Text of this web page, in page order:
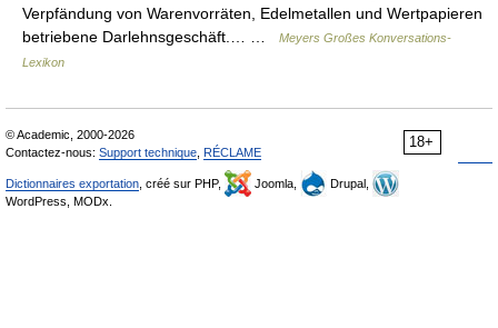
Verpfändung von Warenvorräten, Edelmetallen und Wertpapieren
betriebene Darlehnsgeschäft.… …
Meyers Großes Konversations-
Lexikon
18+
© Academic, 2000-2026
Contactez-nous: Support technique RÉCLAME
Dictionnaires exportation , créé sur PHP, Joomla,
Drupal,
WordPress, MODx.